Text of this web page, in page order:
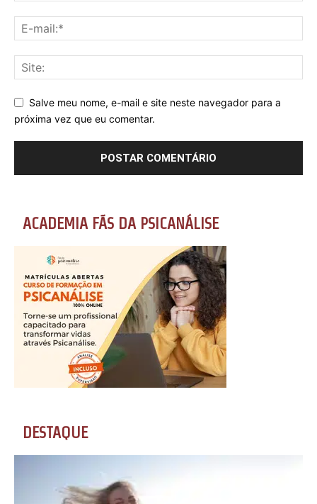
Salve meu nome, e-mail e site neste navegador para a
próxima vez que eu comentar.
ACADEMIA FÃS DA PSICANÁLISE
DESTAQUE